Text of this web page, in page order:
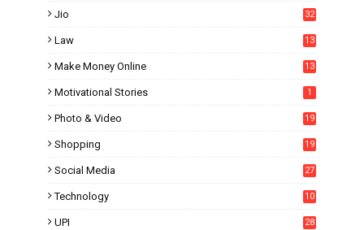
Jio 32
Law 13
Make Money Online 13
Motivational Stories 1
Photo & Video 19
Shopping 19
Social Media
27
Technology 10
UPI 28